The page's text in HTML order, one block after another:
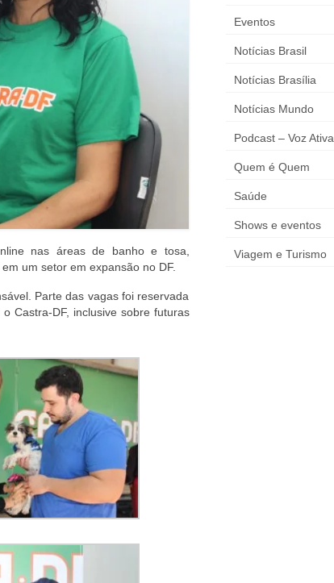
nas áreas de banho e tosa,
um setor em expansão no DF.
Parte das vagas foi reservada
Castra-DF, inclusive sobre futuras
Eventos
Notícias Brasil
Notícias Brasília
Notícias Mundo
Podcast – Voz Ativa
Quem é Quem
Saúde
Shows e eventos
Viagem e Turismo